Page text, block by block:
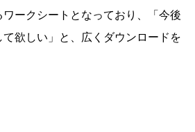
ークシートとなっており、「今後
欲しい」と、広くダウンロードを